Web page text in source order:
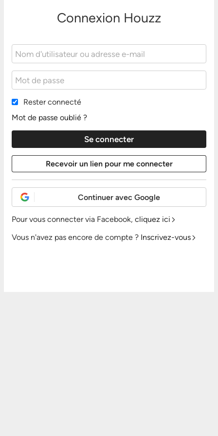
Connexion Houzz
Rester connecté
Mot de passe oublié ?
Continuer avec Google
Pour vous connecter via Facebook, cliquez ici
Vous n'avez pas encore de compte ? Inscrivez-vous